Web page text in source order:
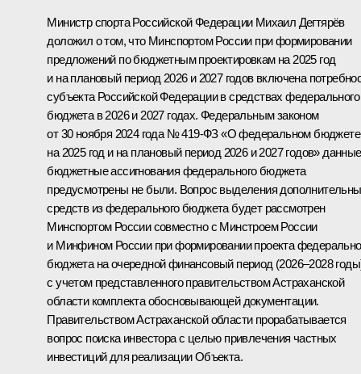
Министр спорта Российской Федерации Михаил Дегтярёв
доложил о том, что Минспортом России при формировании
предложений по бюджетным проектировкам на 2025 год
и на плановый период 2026 и 2027 годов включена
субъекта Российской Федерации в средствах федерального
бюджета в 2026 и 2027 годах. Федеральным законом
от 30 ноября 2024 года № 419-ФЗ «О федеральном бюджете
на 2025 год и на плановый период 2026 и 2027 годов» данные
бюджетные ассигнования федерального бюджета
предусмотрены не были. Вопрос выделения
средств из федерального бюджета будет рассмотрен
Минспортом России совместно с Минстроем России
и Минфином России при формировании проекта
бюджета на очередной финансовый период (2026–2028
с учетом представленного правительством Астраханской
области комплекта обосновывающей документации.
Правительством Астраханской области прорабатывается
вопрос поиска инвестора с целью привлечения частных
инвестиций для реализации Объекта.